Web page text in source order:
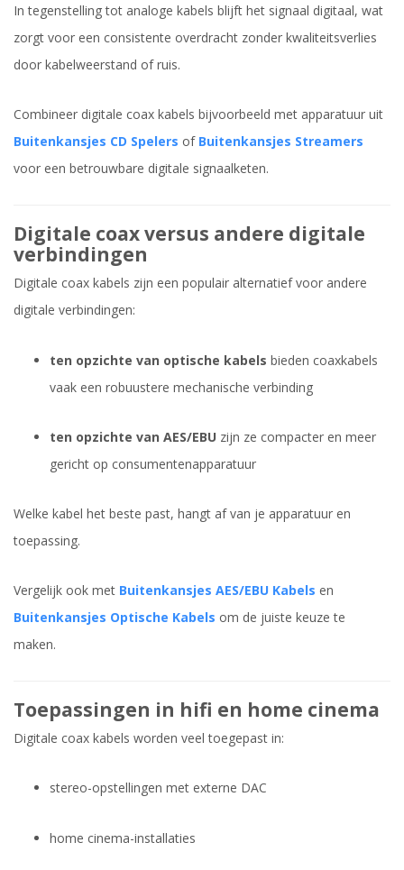
In tegenstelling tot analoge kabels blijft het signaal digitaal, wat
zorgt voor een consistente overdracht zonder kwaliteitsverlies
door kabelweerstand of ruis.
Combineer digitale coax kabels bijvoorbeeld met apparatuur uit
Buitenkansjes CD Spelers of Buitenkansjes Streamers
voor een betrouwbare digitale signaalketen.
Digitale coax versus andere digitale
verbindingen
Digitale coax kabels zijn een populair alternatief voor andere
digitale verbindingen:
ten opzichte van optische kabels bieden coaxkabels
vaak een robuustere mechanische verbinding
ten opzichte van AES/EBU zijn ze compacter en meer
gericht op consumentenapparatuur
Welke kabel het beste past, hangt af van je apparatuur en
toepassing.
Vergelijk ook met Buitenkansjes AES/EBU Kabels en
Buitenkansjes Optische Kabels om de juiste keuze te
maken.
Toepassingen in hifi en home cinema
Digitale coax kabels worden veel toegepast in:
stereo-opstellingen met externe DAC
home cinema-installaties